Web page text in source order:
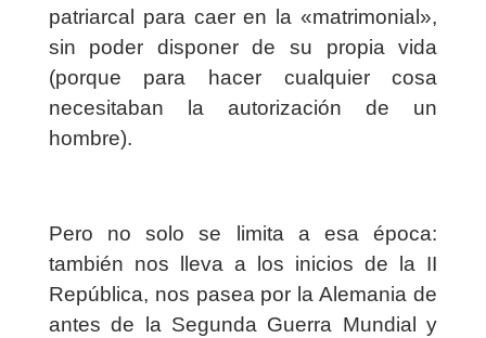
patriarcal para caer en la «matrimonial»,
sin poder disponer de su propia vida
(porque para hacer cualquier cosa
necesitaban la autorización de un
hombre).
Pero no solo se limita a esa época:
también nos lleva a los inicios de la II
República, nos pasea por la Alemania de
antes de la Segunda Guerra Mundial y